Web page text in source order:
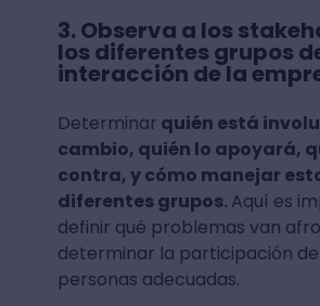
3. Observa a los
los diferentes grupos
interacción de la
Determinar quién está
cambio, quién lo apoyará,
contra, y cómo manejar
diferentes grupos.Aquí es
definir qué problemas van
determinar la participación
personas adecuadas.